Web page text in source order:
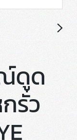
ดูด
รั่ว